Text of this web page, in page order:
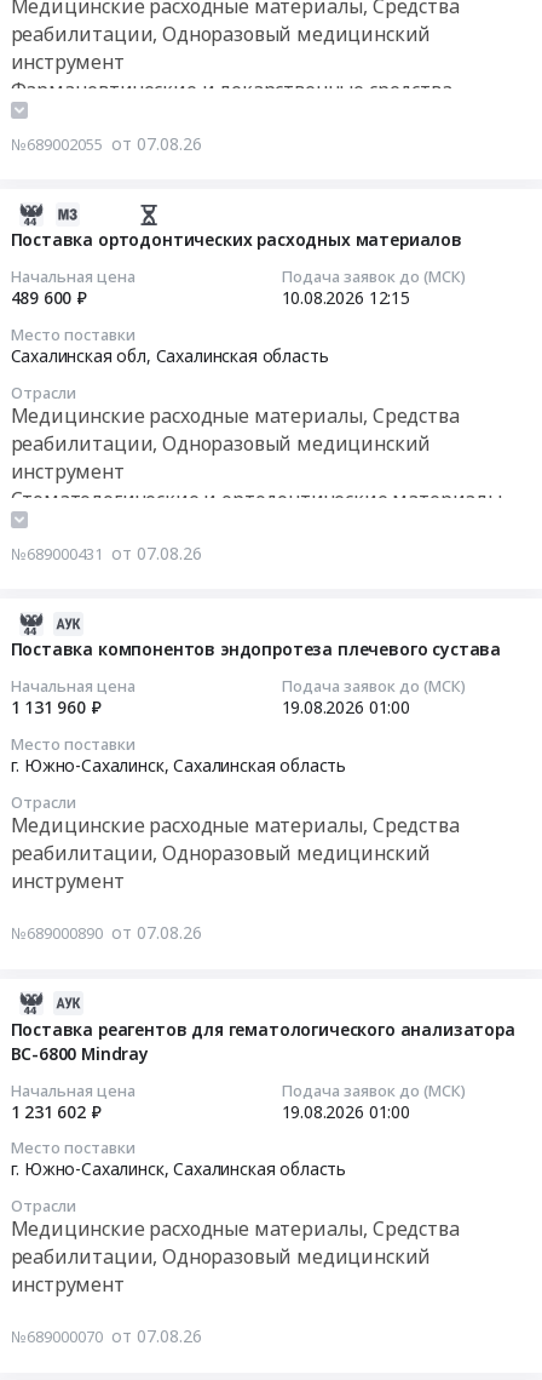
Медицинские расходные материалы, Средства
реабилитации, Одноразовый медицинский
инструмент
Фармацевтические и лекарственные средства
№689002055 от 07.08.26
Поставка ортодонтических расходных материалов
Начальная цена
489 600 ₽
Подача заявок до (МСК)
10.08.2026 12:15
Место поставки
Сахалинская обл, Сахалинская область
Отрасли
Медицинские расходные материалы, Средства
реабилитации, Одноразовый медицинский
инструмент
Стоматологические и ортодонтические материалы
№689000431 от 07.08.26
Поставка компонентов эндопротеза плечевого сустава
Начальная цена
1 131 960 ₽
Подача заявок до (МСК)
19.08.2026 01:00
Место поставки
г. Южно-Сахалинск,Сахалинская область
Отрасли
Медицинские расходные материалы, Средства
реабилитации, Одноразовый медицинский
инструмент
№689000890 от 07.08.26
Поставка реагентов для гематологического анализатора
BC-6800 Mindray
Начальная цена
1 231 602 ₽
Подача заявок до (МСК)
19.08.2026 01:00
Место поставки
г. Южно-Сахалинск,Сахалинская область
Отрасли
Медицинские расходные материалы, Средства
реабилитации, Одноразовый медицинский
инструмент
№689000070 от 07.08.26